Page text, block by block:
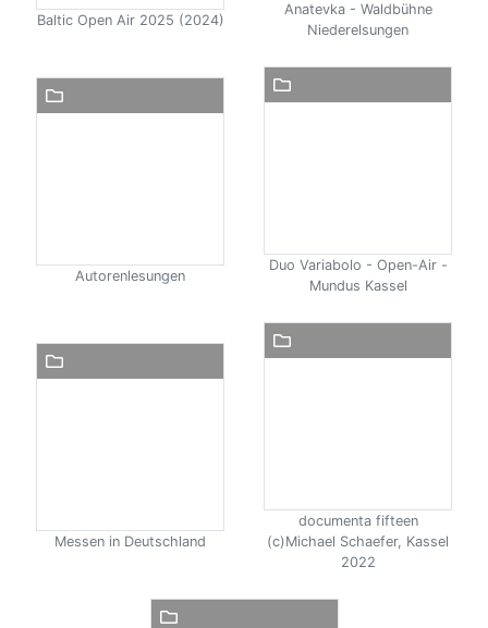
Baltic Open Air 2025 (2024)
Anatevka - Waldbühne
Niederelsungen
Autorenlesungen
Duo Variabolo - Open-Air -
Mundus Kassel
Messen in Deutschland
documenta fifteen
(c)Michael Schaefer, Kassel
2022